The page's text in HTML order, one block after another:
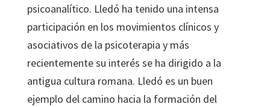
psicoanalítico. Lledó ha tenido una intensa
participación en los movimientos clínicos y
asociativos de la psicoterapia y más
recientemente su interés se ha dirigido a la
antigua cultura romana. Lledó es un buen
ejemplo del camino hacia la formación del